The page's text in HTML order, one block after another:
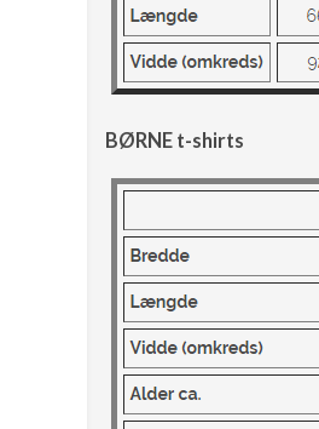
BØRNE t-shirts